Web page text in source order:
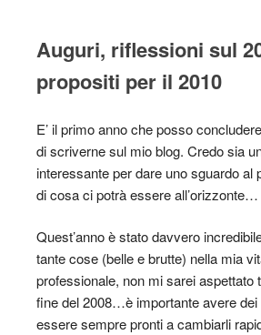
Auguri, riflessioni sul
propositi per il 2010
E’ il primo anno che posso
di scriverne sul mio blog. Credo sia
interessante per dare uno sguardo al
di cosa ci potrà essere all’orizzonte…
Quest’anno è stato davvero
tante cose (belle e brutte) nella mia
professionale, non mi sarei aspettato
fine del 2008…è importante avere dei
essere sempre pronti a cambiarli